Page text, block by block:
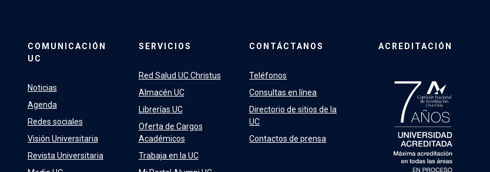
COMUNICACIÓN
UC
Noticias
Agenda
Redes sociales
Visión Universitaria
Revista Universitaria
SERVICIOS
Red Salud UC Christus
Almacén UC
Librerías UC
Oferta de Cargos
Académicos
Trabaja en la UC
CONTÁCTANOS
Teléfonos
Consultas en línea
Directorio de sitios de la
UC
Contactos de prensa
ACREDITACIÓN